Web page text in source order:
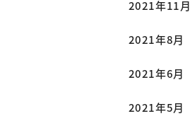
2021年11月
2021年8月
2021年6月
2021年5月